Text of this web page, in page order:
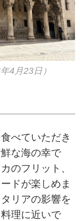
4月23日）
べていただき
な海の幸で
のフリット、
ドが楽しめま
リアの影響を
理に近いで